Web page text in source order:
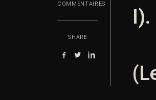
COMMENTAIRES
SHARE